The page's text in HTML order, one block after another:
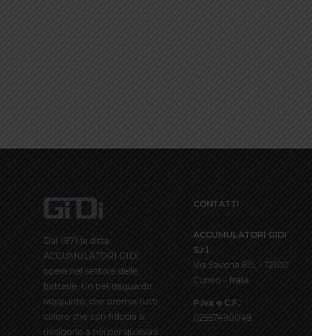
Dal 1971 la ditta
ACCUMULATORI GIDI
opera nel settore delle
batterie. Un bel traguardo
raggiunto, che premia tutti
coloro che con fiducia si
rivolgono a noi per qualsiasi
CONTATTI
ACCUMULATORI GIDI
S.r.l.
Via Savona 81L - 12100
Cuneo - Italia
P.Iva e C.F.:
02557490048